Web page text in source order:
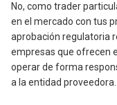
No, como trader
en el mercado con tus
aprobación regulatoria
empresas que ofrecen
operar de forma
a la entidad proveedora.